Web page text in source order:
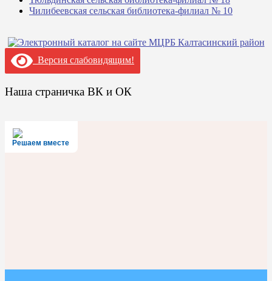
Чилибеевская сельская библиотека-филиал № 10
Версия слабовидящим!
Наша страничка ВК и ОК
Решаем вместе